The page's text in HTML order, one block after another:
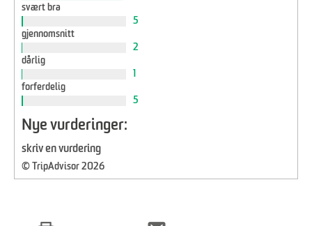
svært bra
5
gjennomsnitt
2
dårlig
1
forferdelig
5
Nye vurderinger:
skriv en vurdering
© TripAdvisor 2026